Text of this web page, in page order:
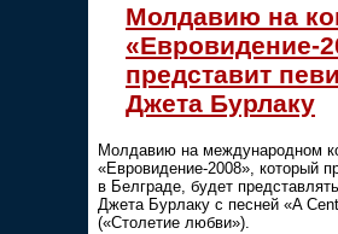
Молдавию на
«Евровидение-
представит
Джета Бурлаку
Молдавию на международном
«Евровидение-2008», который
в Белграде, будет
Джета Бурлаку с песней «A
(«Столетие любви»).